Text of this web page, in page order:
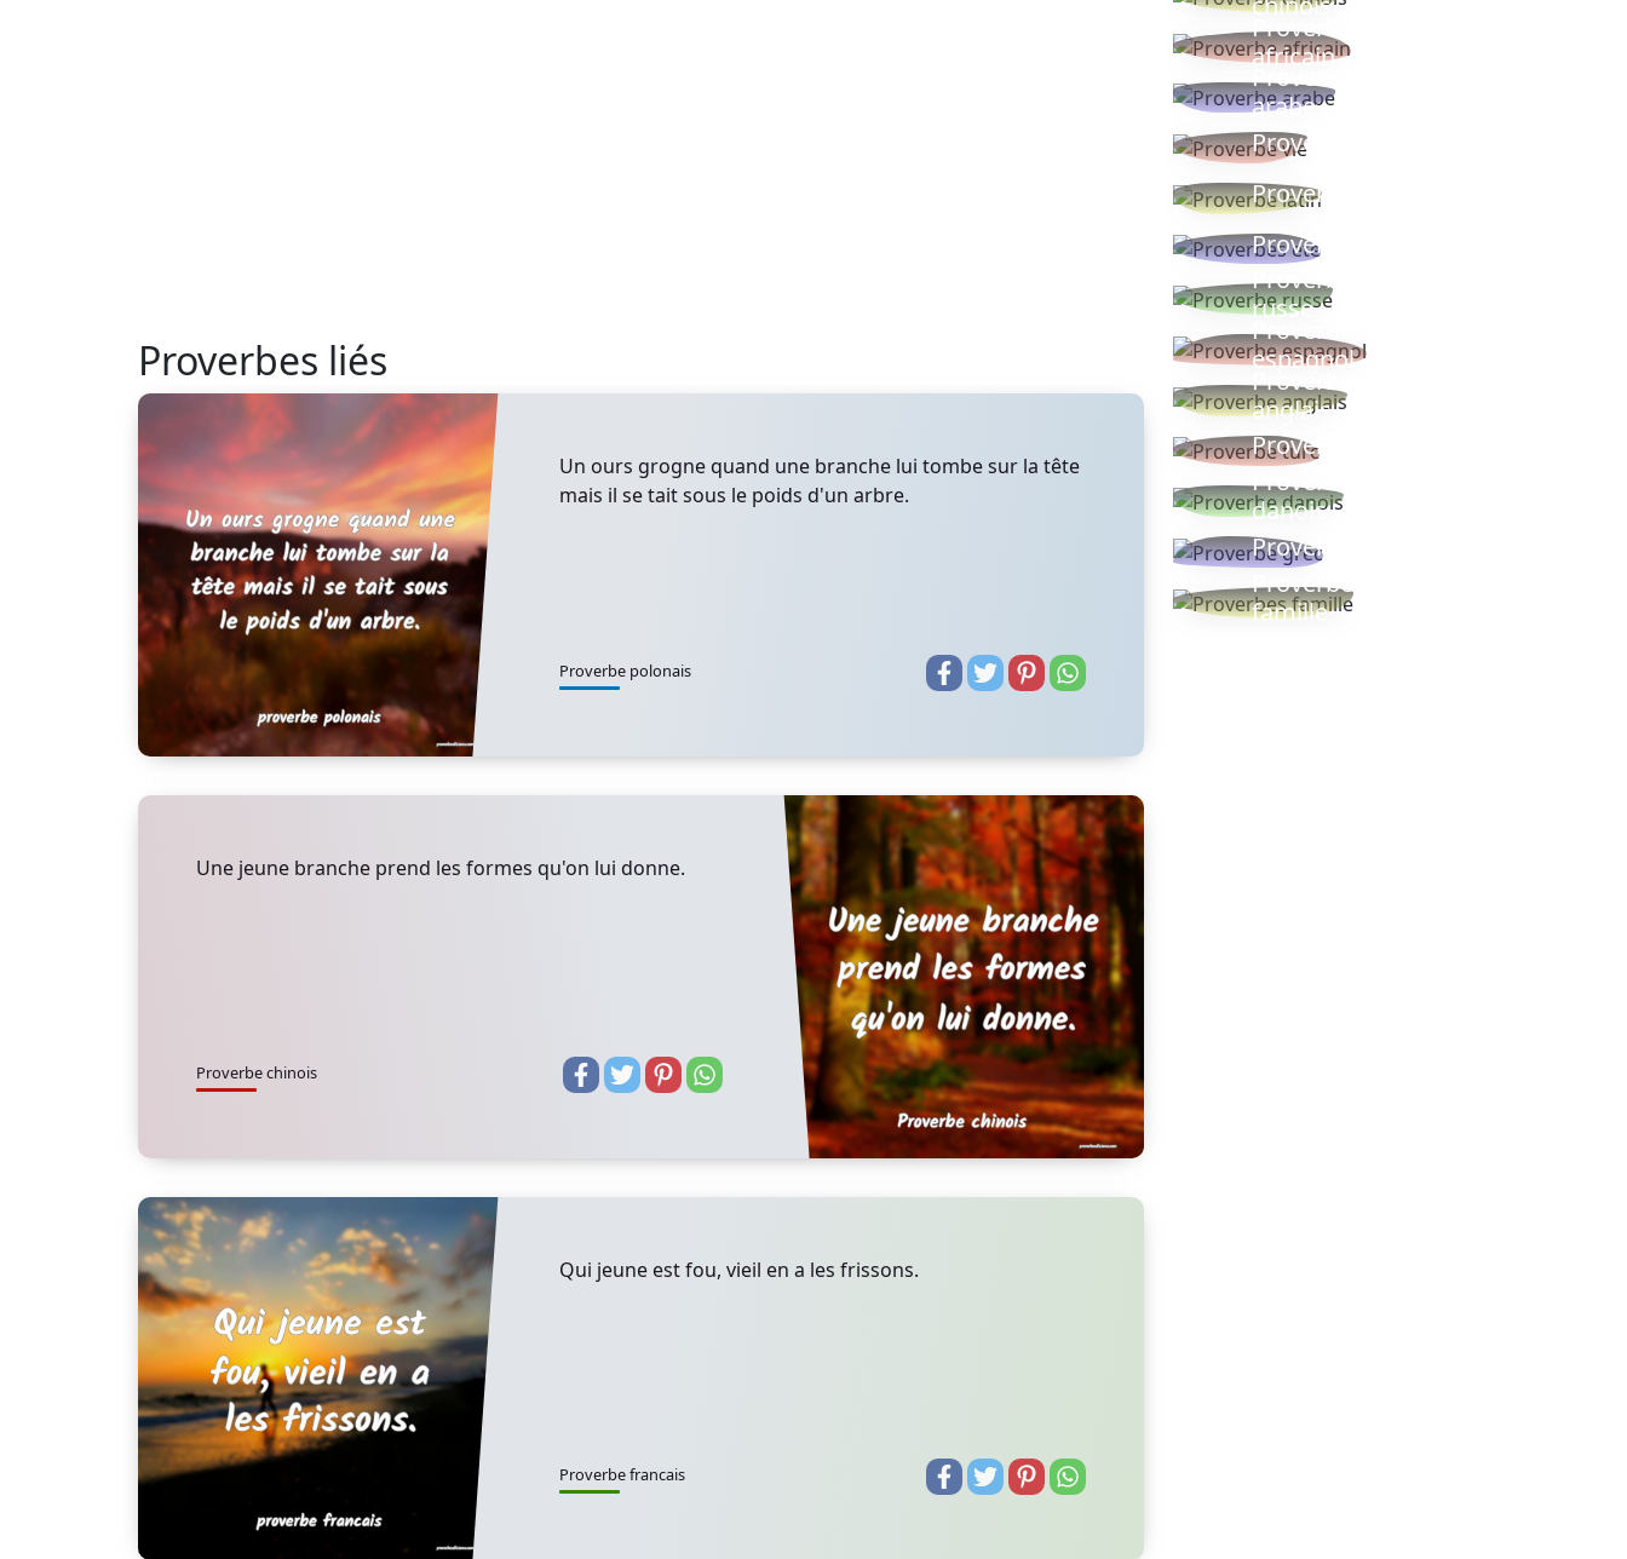
Proverbes liés
Un ours grogne quand une branche lui tombe sur la tête
mais il se tait sous le poids d'un arbre.
Proverbe polonais
Une jeune branche prend les formes qu'on lui donne.
Proverbe chinois
Qui jeune est fou, vieil en a les frissons.
Proverbe francais
Proverbe
africain
Proverbe
arabe
Proverbe vie
Proverbe latin
Proverbes ete
Proverbe
russe
Proverbe
espagnol
Proverbe
anglais
Proverbe turc
Proverbe
danois
Proverbe grec
Proverbes
famille